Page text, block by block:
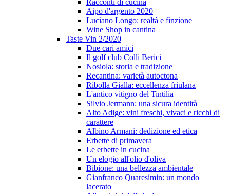
Racconti di cucina
Aipo d'argento 2020
Luciano Longo: realtà e finzione
Wine Shop in cantina
Taste Vin 2/2020
Due cari amici
Il golf club Colli Berici
Nosiola: storia e tradizione
Recantina: varietà autoctona
Ribolla Gialla: eccellenza friulana
L'antico vitigno del Tintilia
Silvio Jermann: una sicura identità
Alto Adige: vini freschi, vivaci e ricchi di
carattere
Albino Armani: dedizione ed etica
Erbette di primavera
Le erbette in cucina
Un elogio all'olio d'oliva
Bibione: una bellezza ambientale
Gianfranco Quaresimin: un mondo
lacerato